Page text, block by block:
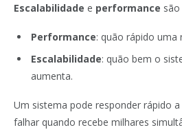
Escalabilidade e performance
Performance: quão rápido uma
Escalabilidade: quão bem o
aumenta.
Um sistema pode responder rápido
falhar quando recebe milhares